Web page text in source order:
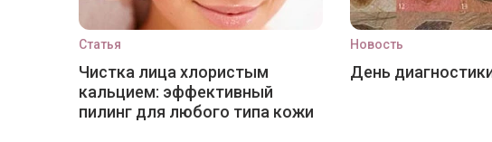
Статья
Чистка лица хлористым
кальцием: эффективный
пилинг для любого типа кожи
Новость
День